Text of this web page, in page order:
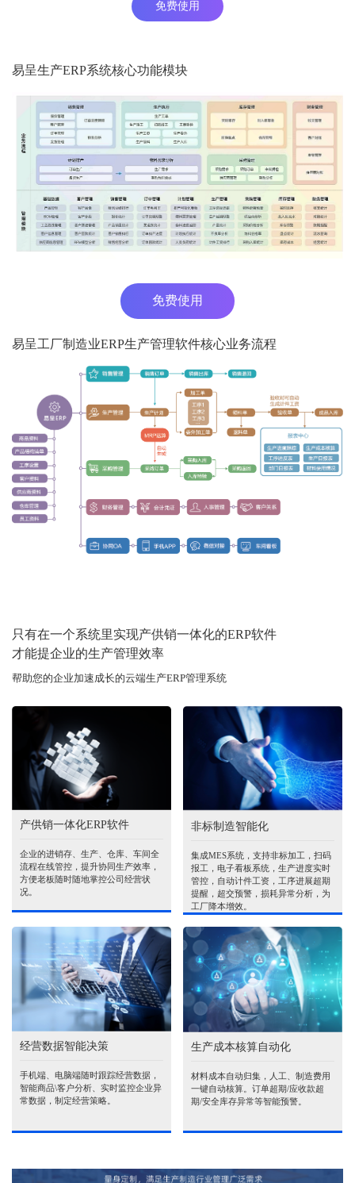
免费使用
易呈生产ERP系统核心功能模块
免费使用
易呈工厂制造业ERP生产管理软件核心业务流程
只有在一个系统里实现产供销一体化的ERP软件
才能提企业的生产管理效率
帮助您的企业加速成长的云端生产ERP管理系统
产供销一体化ERP软件
企业的进销存、生产、仓库、车间全
流程在线管控，提升协同生产效率，
方便老板随时随地掌控公司经营状
况。
非标制造智能化
集成MES系统，支持非标加工，扫码
报工，电子看板系统，生产进度实时
管控，自动计件工资，工序进展超期
提醒，超交预警，损耗异常分析，为
工厂降本增效。
经营数据智能决策
手机端、电脑端随时跟踪经营数据，
智能商品\客户分析、实时监控企业异
常数据，制定经营策略。
生产成本核算自动化
材料成本自动归集，人工、制造费用
一键自动核算。订单超期/应收款超
期/安全库存异常等智能预警。